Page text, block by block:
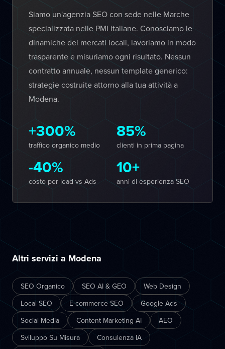
Siamo un'agenzia SEO con sede nelle Marche
specializzata nelle PMI italiane. Conosciamo le
dinamiche dei mercati locali, lavoriamo in modo
trasparente e misuriamo ogni risultato. Nessun
contratto annuale, nessun template generico:
strategie costruite attorno alla tua attività a
Modena.
+300%
traffico organico medio
85%
clienti in prima pagina
-40%
costo per lead vs Ads
10+
anni di esperienza SEO
Altri servizi a Modena
SEO Organico SEO AI & GEO
Web Design
Local SEO
E-commerce SEO
Google Ads
Social Media
Content Marketing AI
AEO
Sviluppo Su Misura
Consulenza IA